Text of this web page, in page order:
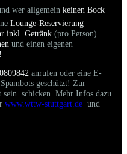
wer allgemein keinen Bock
Lounge-Reservierung
inkl. Getränk (pro Person)
und einen eigenen
anrufen oder eine E-
geschützt! Zur
sein. schicken. Mehr Infos dazu
www.wttw-stuttgart.de und